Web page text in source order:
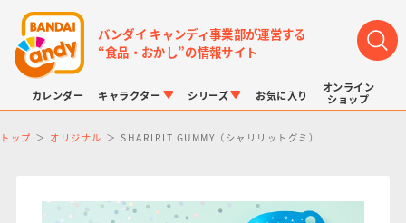
バンダイ キャンディ事業部が運営する
“食品・おかし”の情報サイト
カレンダー キャラクター シリーズ お気に入り
オンライン
ショップ
トップ オリジナル SHARIRIT GUMMY（シャリリットグミ）